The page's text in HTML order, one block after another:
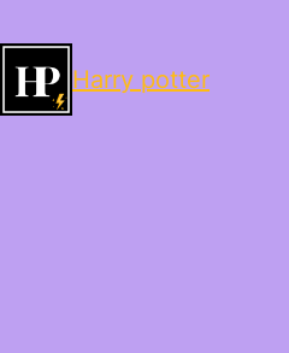
Harry potter